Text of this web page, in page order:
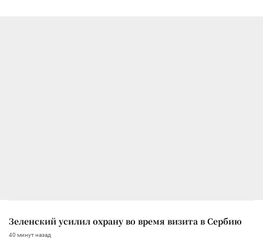
Зеленский усилил охрану во время визита в Сербию
40 минут назад